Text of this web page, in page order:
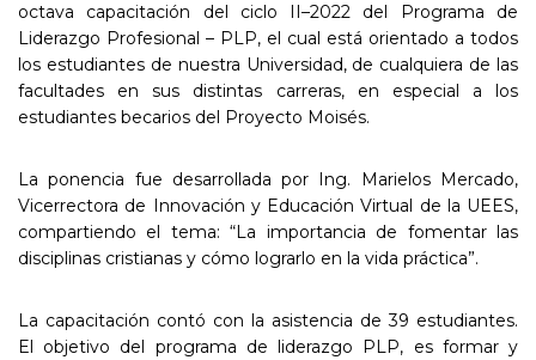
octava capacitación del ciclo II–2022 del Programa de
Liderazgo Profesional – PLP, el cual está orientado a todos
los estudiantes de nuestra Universidad, de cualquiera de las
facultades en sus distintas carreras, en especial a los
estudiantes becarios del Proyecto Moisés.
La ponencia fue desarrollada por Ing. Marielos Mercado,
Vicerrectora de Innovación y Educación Virtual de la UEES,
compartiendo el tema: “La importancia de fomentar las
disciplinas cristianas y cómo lograrlo en la vida práctica”.
La capacitación contó con la asistencia de 39 estudiantes.
El objetivo del programa de liderazgo PLP, es formar y